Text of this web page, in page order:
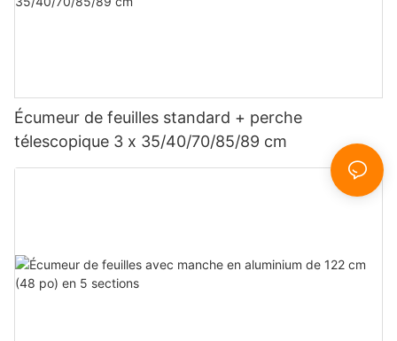
Écumeur de feuilles standard + perche
télescopique 3 x 35/40/70/85/89 cm